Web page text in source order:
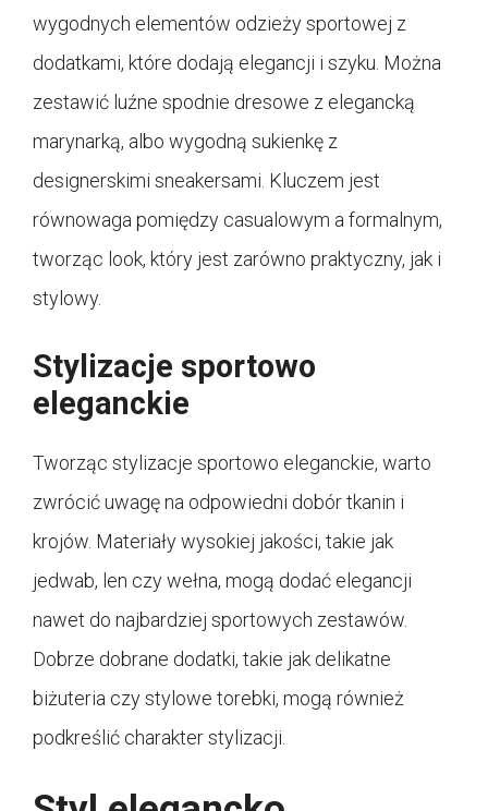
wygodnych elementów odzieży sportowej z
dodatkami, które dodają elegancji i szyku. Można
zestawić luźne spodnie dresowe z elegancką
marynarką, albo wygodną sukienkę z
designerskimi sneakersami. Kluczem jest
równowaga pomiędzy casualowym a formalnym,
tworząc look, który jest zarówno praktyczny, jak i
stylowy.
Stylizacje sportowo
eleganckie
Tworząc stylizacje sportowo eleganckie, warto
zwrócić uwagę na odpowiedni dobór tkanin i
krojów. Materiały wysokiej jakości, takie jak
jedwab, len czy wełna, mogą dodać elegancji
nawet do najbardziej sportowych zestawów.
Dobrze dobrane dodatki, takie jak delikatne
biżuteria czy stylowe torebki, mogą również
podkreślić charakter stylizacji.